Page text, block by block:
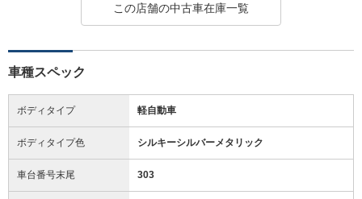
この店舗の中古車在庫一覧
車種スペック
ボディタイプ 軽自動車
ボディタイプ色 シルキーシルバーメタリック
車台番号末尾 303